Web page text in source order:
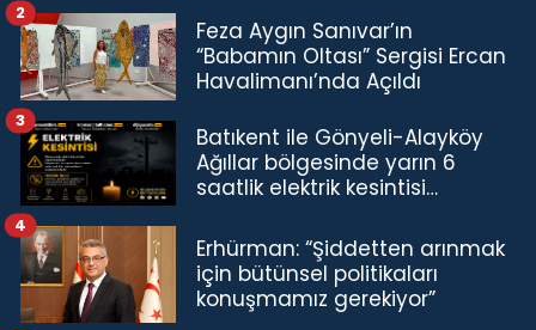
Feza Aygın Sanıvar’ın
“Babamın Oltası” Sergisi Ercan
Havalimanı’nda Açıldı
2
Batıkent ile Gönyeli-Alayköy
Ağıllar bölgesinde yarın 6
saatlik elektrik kesintisi…
3
Erhürman: “Şiddetten arınmak
için bütünsel politikaları
konuşmamız gerekiyor”
4